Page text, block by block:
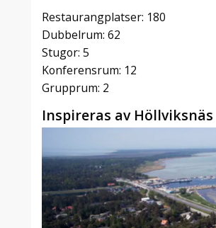
Restaurangplatser: 180
Dubbelrum: 62
Stugor: 5
Konferensrum: 12
Grupprum: 2
Inspireras av Höllviksnäs